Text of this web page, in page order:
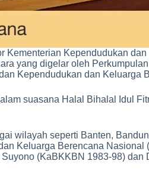
Kementerian Kependudukan
yang digelar oleh
Kependudukan dan Keluarga
suasana Halal Bihalal Idul
wilayah seperti Banten,
Keluarga Berencana
(KaBKKBN 1983-98)